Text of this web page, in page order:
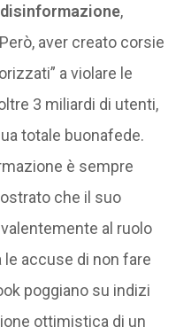
,
aver creato corsie
a violare le
3 miliardi di utenti,
totale buonafede.
è sempre
che il suo
al ruolo
accuse di non fare
poggiano su indizi
ottimistica di un